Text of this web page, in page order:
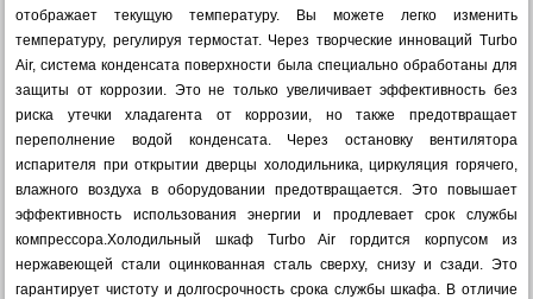
отображает текущую температуру. Вы можете легко изменить
температуру, регулируя термостат. Через творческие инноваций Turbo
Air, система конденсата поверхности была специально обработаны для
защиты от коррозии. Это не только увеличивает эффективность без
риска утечки хладагента от коррозии, но также предотвращает
переполнение водой конденсата. Через остановку вентилятора
испарителя при открытии дверцы холодильника, циркуляция горячего,
влажного воздуха в оборудовании предотвращается. Это повышает
эффективность использования энергии и продлевает срок службы
компрессора.Холодильный шкаф Turbo Air гордится корпусом из
нержавеющей стали оцинкованная сталь сверху, снизу и сзади. Это
гарантирует чистоту и долгосрочность срока службы шкафа. В отличие